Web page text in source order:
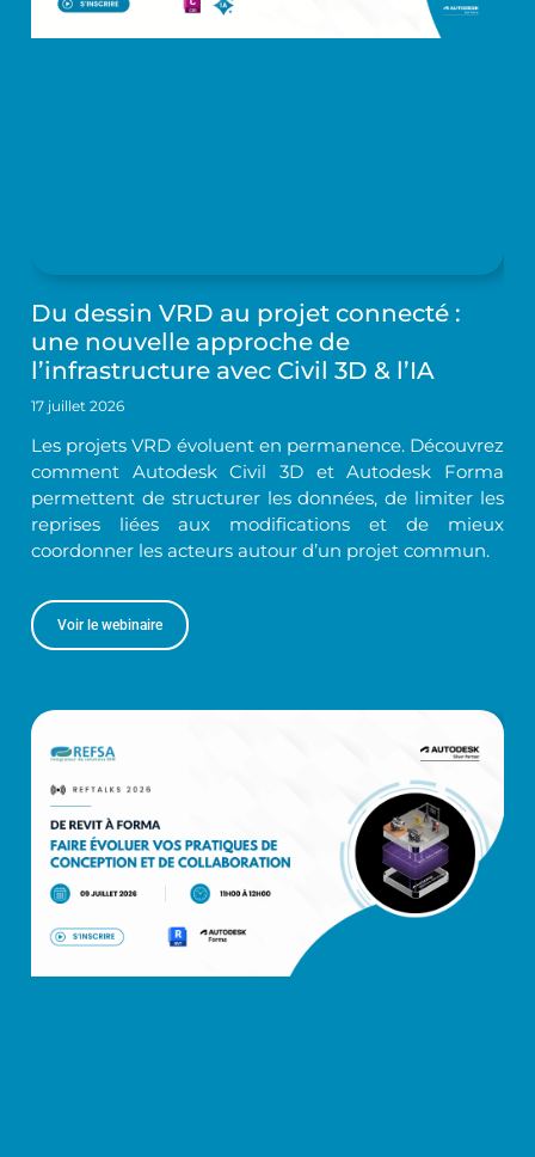
Du dessin VRD au projet connecté :
une nouvelle approche de
l’infrastructure avec Civil 3D & l’IA
17 juillet 2026
Les projets VRD évoluent en permanence. Découvrez
comment Autodesk Civil 3D et Autodesk Forma
permettent de structurer les données, de limiter les
reprises liées aux modifications et de mieux
coordonner les acteurs autour d’un projet commun.
Voir le webinaire